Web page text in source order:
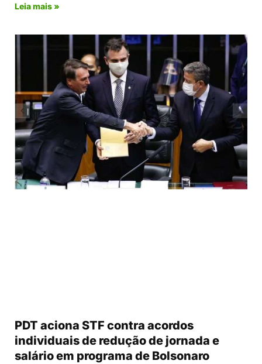
Leia mais »
PDT aciona STF contra acordos
individuais de redução de jornada e
salário em programa de Bolsonaro